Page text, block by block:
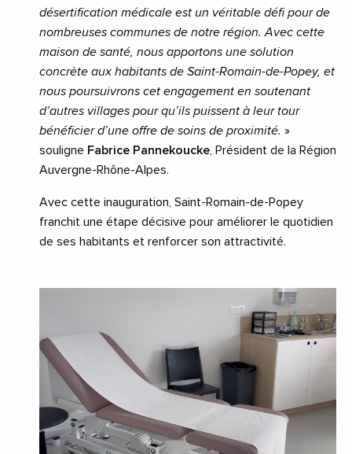
désertification médicale est un véritable défi pour de
nombreuses communes de notre région. Avec cette
maison de santé, nous apportons une solution
concrète aux habitants de Saint-Romain-de-Popey, et
nous poursuivrons cet engagement en soutenant
d’autres villages pour qu’ils puissent à leur tour
bénéficier d’une offre de soins de proximité. »
souligne Fabrice Pannekoucke , Président de la Région
Auvergne-Rhône-Alpes.
Avec cette inauguration, Saint-Romain-de-Popey
franchit une étape décisive pour améliorer le quotidien
de ses habitants et renforcer son attractivité.